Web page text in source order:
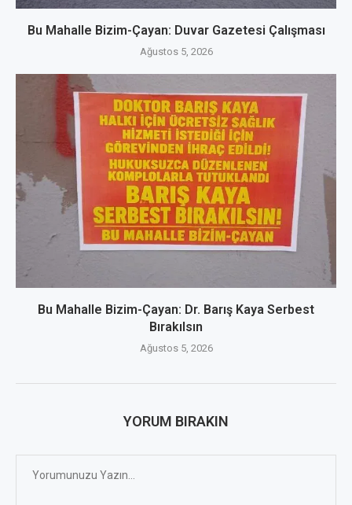
Bu Mahalle Bizim-Çayan: Duvar Gazetesi Çalışması
Ağustos 5, 2026
Bu Mahalle Bizim-Çayan: Dr. Barış Kaya Serbest
Bırakılsın
Ağustos 5, 2026
YORUM BIRAKIN